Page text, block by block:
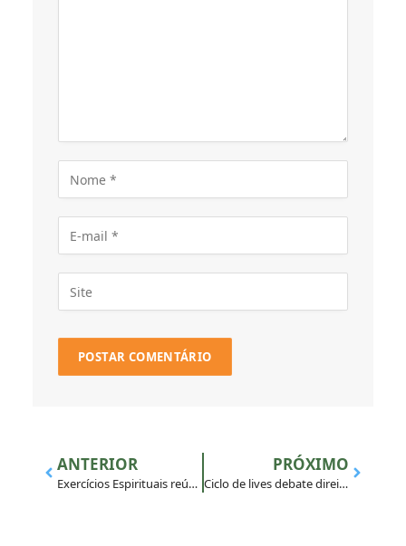
ANTERIOR
Exercícios Espirituais reúnem jovens em Mar Grande (BA)
PRÓXIMO
Ciclo de lives debate direitos das pessoas em situação de rua